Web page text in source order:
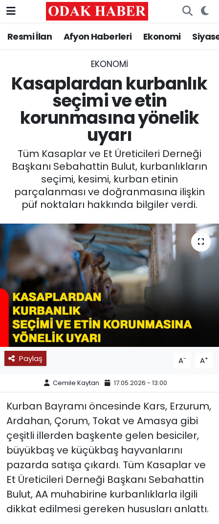
Resmi İlan Afyon Haberleri Ekonomi
EKONOMI
Kasaplardan kurbanlık
seçimi ve etin
korunmasına yönelik
uyarı
Tüm Kasaplar ve Et Üreticileri Derneği
Başkanı Sebahattin Bulut, kurbanlıkların
seçimi, kesimi, kurban etinin
parçalanması ve doğranmasına ilişkin
püf noktaları hakkında bilgiler verdi.
Paylaş A- A+
Cemile Kaytan 17.05.2026 - 13:00
Kurban Bayramı öncesinde Kars, Erzurum,
Ardahan, Çorum, Tokat ve Amasya gibi
çeşitli illerden başkente gelen besiciler,
büyükbaş ve küçükbaş hayvanlarını
pazarda satışa çıkardı. Tüm Kasaplar ve
Et Üreticileri Derneği Başkanı Sebahattin
Bulut, AA muhabirine kurbanlıklarla ilgili
dikkat edilmesi gereken hususları anlattı.
AFYONKARAHİSAR HABERLERİ
ASAYİŞ
GÜNCEL
EĞİTİM
MAGAZİN
SAĞLIK
SPOR
11:11 MANŞET
Nöbetçi Eczaneler
Trafik Durumu
Süper Lig Puan Durumu ve Fikstür
Tüm Manşetler
Son Dakika Haberleri
Haber Arşivi